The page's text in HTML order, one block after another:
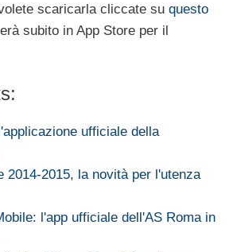
scaricarla cliccate su questo
subito in App Store per il
ufficiale della
2014-2015, la novità per l'utenza
l'app ufficiale dell'AS Roma in